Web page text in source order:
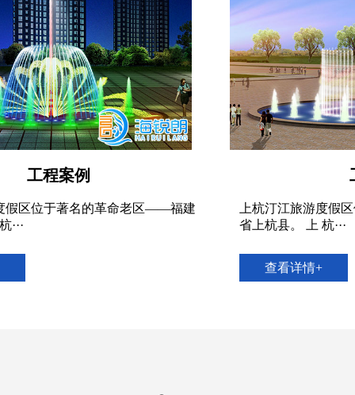
上杭汀江旅游度假区位于著名的革命老区——福建
省上杭县。 上 杭···
上
省